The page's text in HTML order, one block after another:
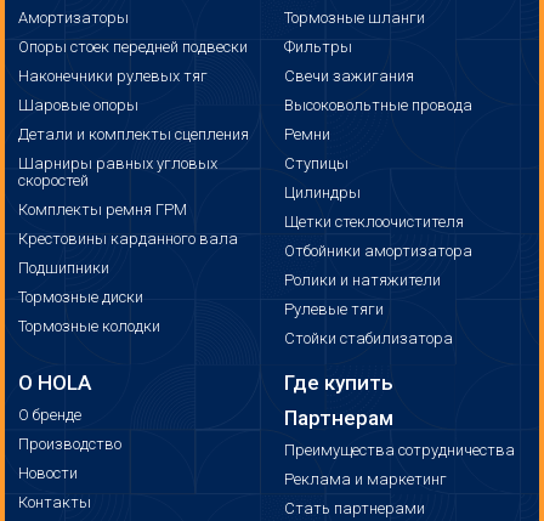
О HOLA
О бренде
Производство
Новости
Контакты
Амортизаторы
Опоры стоек передней подвески
Наконечники рулевых тяг
Шаровые опоры
Детали и комплекты сцепления
Шарниры равных угловых
скоростей
Комплекты ремня ГРМ
Крестовины карданного вала
Подшипники
Тормозные диски
Тормозные колодки
Тормозные шланги
Фильтры
Свечи зажигания
Высоковольтные провода
Ремни
Ступицы
Цилиндры
Щетки стеклоочистителя
Отбойники амортизатора
Ролики и натяжители
Рулевые тяги
Стойки стабилизатора
Где купить
Партнерам
Преимущества сотрудничества
Реклама и маркетинг
Стать партнерами